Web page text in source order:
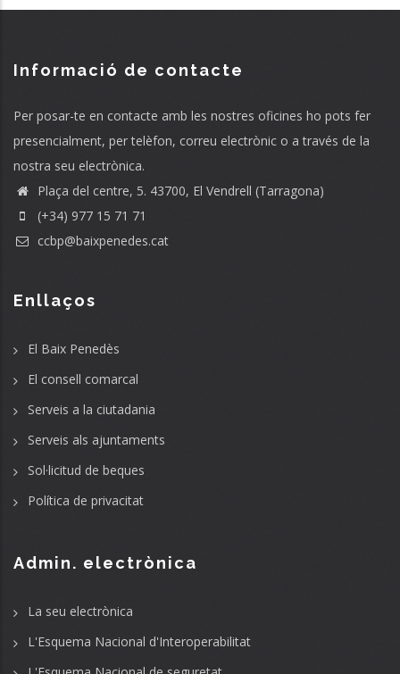
Informació de contacte
Per posar-te en contacte amb les nostres oficines ho pots fer
presencialment, per telèfon, correu electrònic o a través de la
nostra seu electrònica.
Plaça del centre, 5. 43700, El Vendrell (Tarragona)
(+34) 977 15 71 71
ccbp@baixpenedes.cat
Enllaços
El Baix Penedès
El consell comarcal
Serveis a la ciutadania
Serveis als ajuntaments
Sol·licitud de beques
Política de privacitat
Admin. electrònica
La seu electrònica
L'Esquema Nacional d'Interoperabilitat